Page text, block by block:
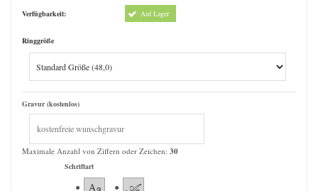
Verfügbarkeit: Auf Lager
Ringgröße
Gravur (kostenlos)
Maximale Anzahl von Ziffern oder Zeichen: 30
Schriftart